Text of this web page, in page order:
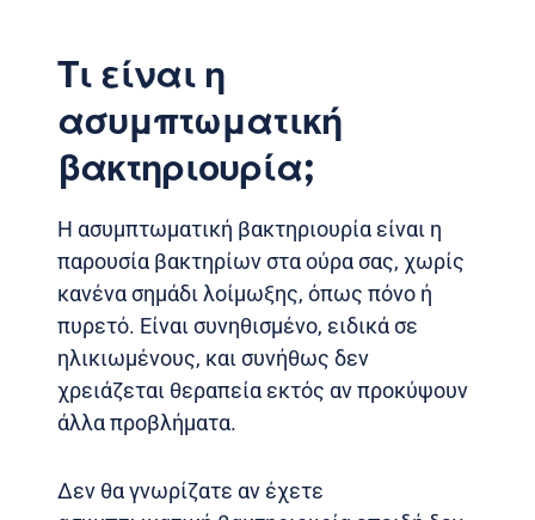
Τι είναι η
ασυμπτωματική
βακτηριουρία;
Η ασυμπτωματική βακτηριουρία είναι η
παρουσία βακτηρίων στα ούρα σας, χωρίς
κανένα σημάδι λοίμωξης, όπως πόνο ή
πυρετό. Είναι συνηθισμένο, ειδικά σε
ηλικιωμένους, και συνήθως δεν
χρειάζεται θεραπεία εκτός αν προκύψουν
άλλα προβλήματα.
Δεν θα γνωρίζατε αν έχετε